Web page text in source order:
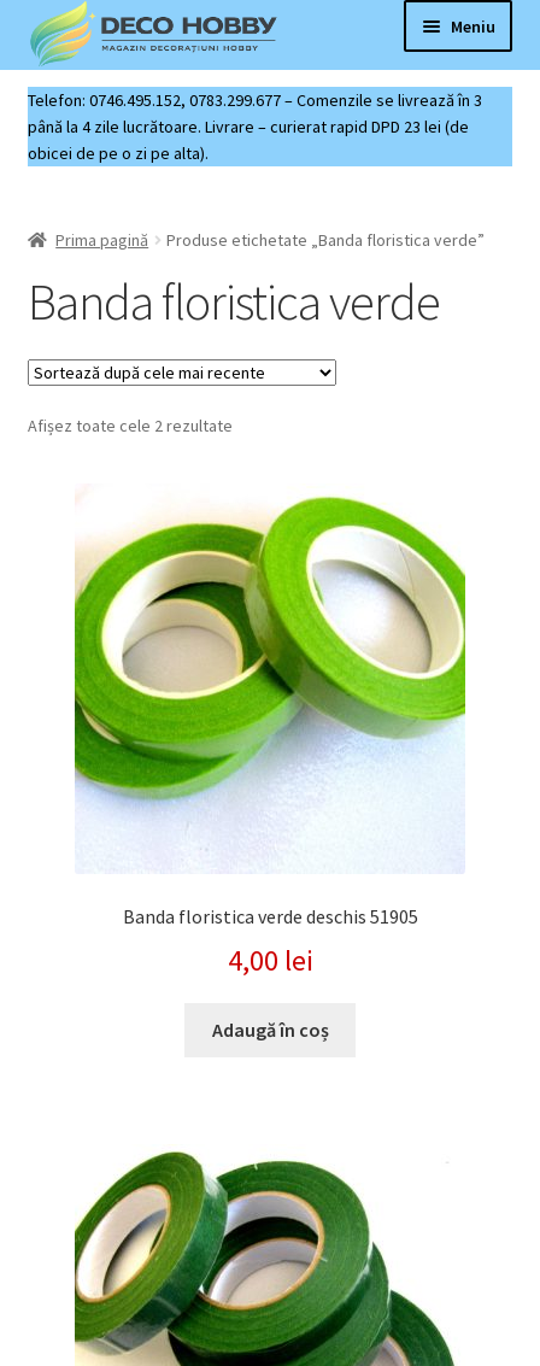
Sari
la
navigare
Sari
la
conținut
Meniu
Deco Hobby
Contact
Coș produse
Telefon: 0746.495.152, 0783.299.677 – Comenzile se livrează în 3
până la 4 zile lucrătoare. Livrare – curierat rapid DPD 23 lei (de
obicei de pe o zi pe alta).
Prima pagină Produse etichetate „Banda floristica verde”
Banda floristica verde
Afișez toate cele 2 rezultateSortat
recente
Banda floristica verde deschis 51905
4,00 lei
Adaugă în coș